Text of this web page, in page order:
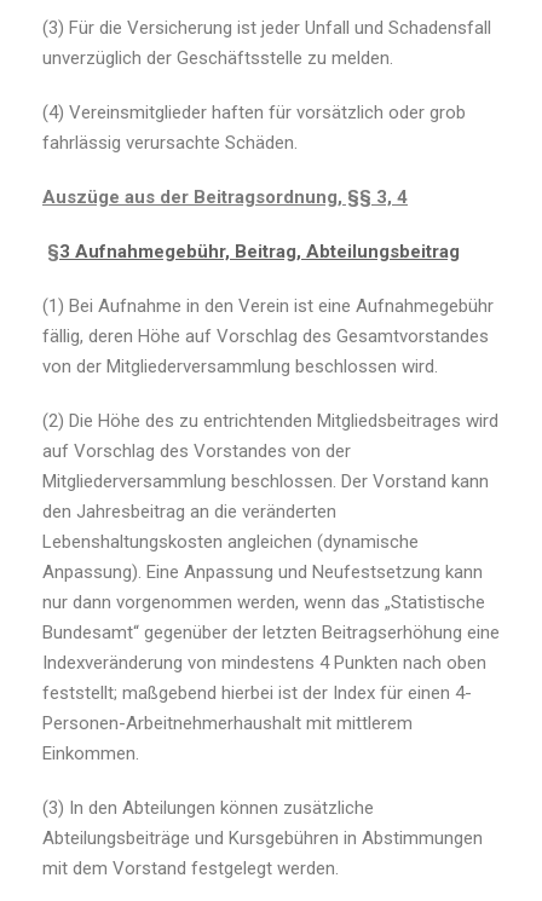
(3) Für die Versicherung ist jeder Unfall und Schadensfall
unverzüglich der Geschäftsstelle zu melden.
(4) Vereinsmitglieder haften für vorsätzlich oder grob
fahrlässig verursachte Schäden.
Auszüge aus der Beitragsordnung, §§ 3, 4
§3 Aufnahmegebühr, Beitrag, Abteilungsbeitrag
(1) Bei Aufnahme in den Verein ist eine Aufnahmegebühr
fällig, deren Höhe auf Vorschlag des Gesamtvorstandes
von der Mitgliederversammlung beschlossen wird.
(2) Die Höhe des zu entrichtenden Mitgliedsbeitrages wird
auf Vorschlag des Vorstandes von der
Mitgliederversammlung beschlossen. Der Vorstand kann
den Jahresbeitrag an die veränderten
Lebenshaltungskosten angleichen (dynamische
Anpassung). Eine Anpassung und Neufestsetzung kann
nur dann vorgenommen werden, wenn das „Statistische
Bundesamt“ gegenüber der letzten Beitragserhöhung eine
Indexveränderung von mindestens 4 Punkten nach oben
feststellt; maßgebend hierbei ist der Index für einen 4-
Personen-Arbeitnehmerhaushalt mit mittlerem
Einkommen.
(3) In den Abteilungen können zusätzliche
Abteilungsbeiträge und Kursgebühren in Abstimmungen
mit dem Vorstand festgelegt werden.